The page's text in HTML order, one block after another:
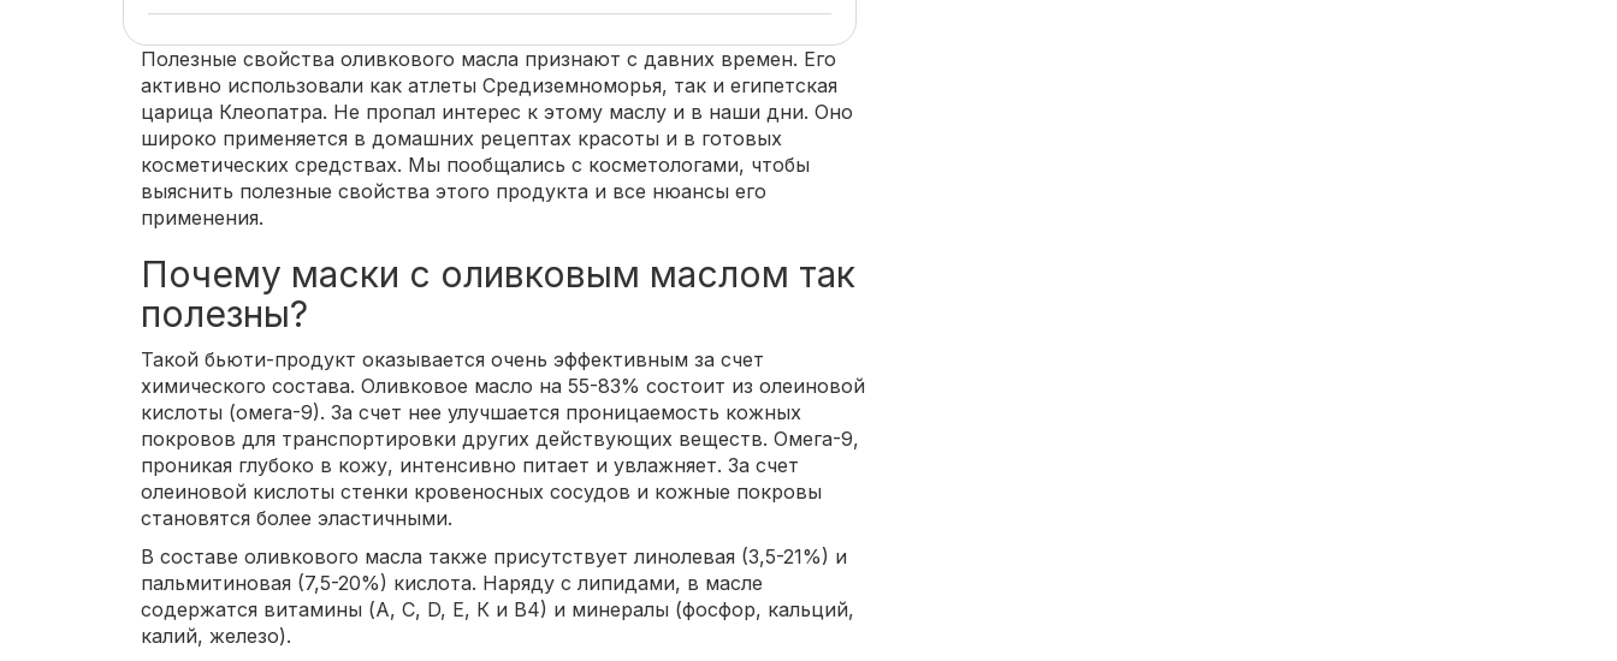
Полезные свойства оливкового масла признают с давних времен. Его
активно использовали как атлеты Средиземноморья, так и египетская
царица Клеопатра. Не пропал интерес к этому маслу и в наши дни. Оно
широко применяется в домашних рецептах красоты и в готовых
косметических средствах. Мы пообщались с косметологами, чтобы
выяснить полезные свойства этого продукта и все нюансы его
применения.
Почему маски с оливковым маслом так
полезны?
Такой бьюти-продукт оказывается очень эффективным за счет
химического состава. Оливковое масло на 55-83% состоит из олеиновой
кислоты (омега-9). За счет нее улучшается проницаемость кожных
покровов для транспортировки других действующих веществ. Омега-9,
проникая глубоко в кожу, интенсивно питает и увлажняет. За счет
олеиновой кислоты стенки кровеносных сосудов и кожные покровы
становятся более эластичными.
В составе оливкового масла также присутствует линолевая (3,5-21%) и
пальмитиновая (7,5-20%) кислота. Наряду с липидами, в масле
содержатся витамины (A, C, D, Е, К и В4) и минералы (фосфор, кальций,
калий, железо).